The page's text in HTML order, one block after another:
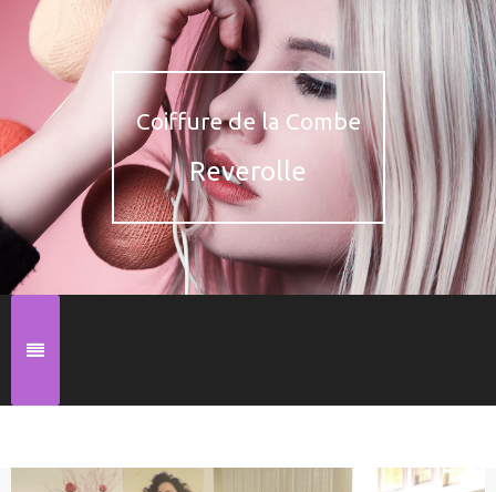
Coiffure de la Combe
Reverolle